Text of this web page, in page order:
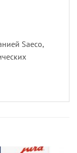
Saeco,